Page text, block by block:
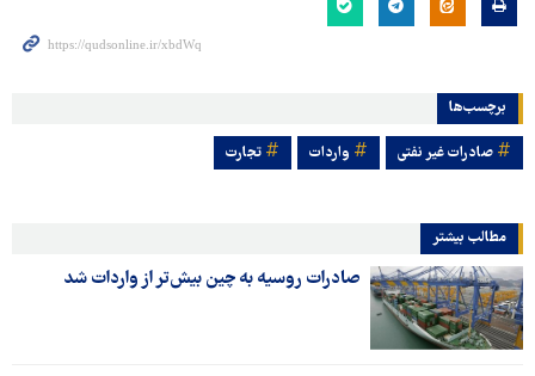
برچسب‌ها
صادرات غیر نفتی واردات تجارت
مطالب بیشتر
صادرات روسیه به چین بیش‌تر از واردات شد